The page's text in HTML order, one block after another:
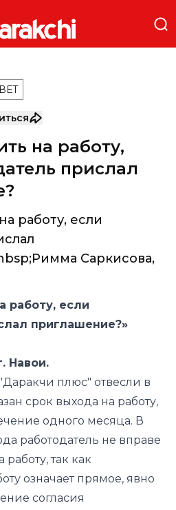
на работу,
прислал
работу, если
Саркисова,
работу, если
приглашение?»
Навои.
плюс" отвесли в
срок выхода на работу,
одного месяца. В
работодатель не вправе
так как
означает прямое, явно
согласия